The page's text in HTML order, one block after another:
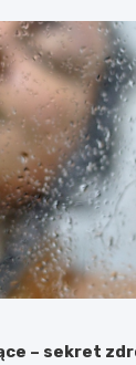
– sekret